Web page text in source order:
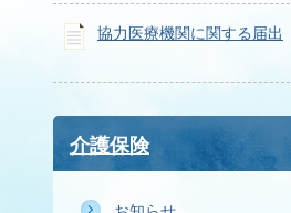
協力医療機関に関する届出
介護保険